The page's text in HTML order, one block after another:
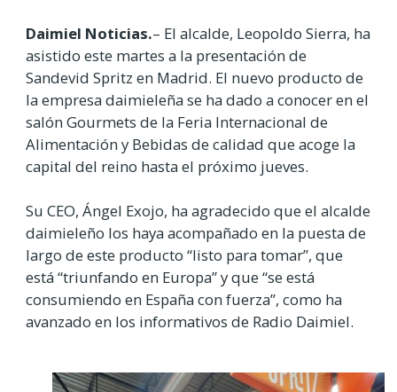
Daimiel Noticias.– El alcalde, Leopoldo Sierra, ha
asistido este martes a la presentación de
Sandevid Spritz en Madrid. El nuevo producto de
la empresa daimieleña se ha dado a conocer en el
salón Gourmets de la Feria Internacional de
Alimentación y Bebidas de calidad que acoge la
capital del reino hasta el próximo jueves.
Su CEO, Ángel Exojo, ha agradecido que el alcalde
daimieleño los haya acompañado en la puesta de
largo de este producto “listo para tomar”, que
está “triunfando en Europa” y que “se está
consumiendo en España con fuerza”, como ha
avanzado en los informativos de Radio Daimiel.